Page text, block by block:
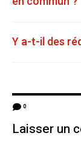
Y a-t-il des
0
Laisser un